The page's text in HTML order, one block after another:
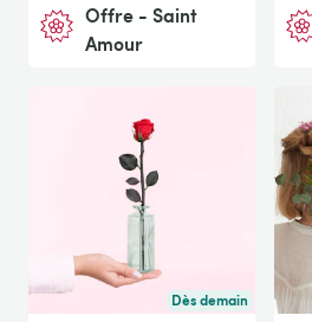
Offre - Saint
Amour
Dès demain
Livraison dès